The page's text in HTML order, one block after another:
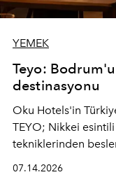
YEMEK
Teyo:
destinasyonu
Oku Hotels'in
TEYO; Nikkei esintili
tekniklerinden
07.14.2026